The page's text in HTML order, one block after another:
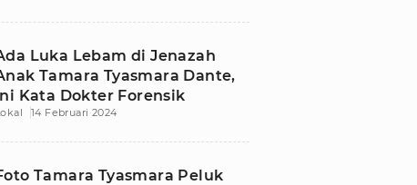
Luka Lebam di Jenazah
Tamara Tyasmara Dante,
Kata Dokter Forensik
14 Februari 2024
Tamara Tyasmara Peluk